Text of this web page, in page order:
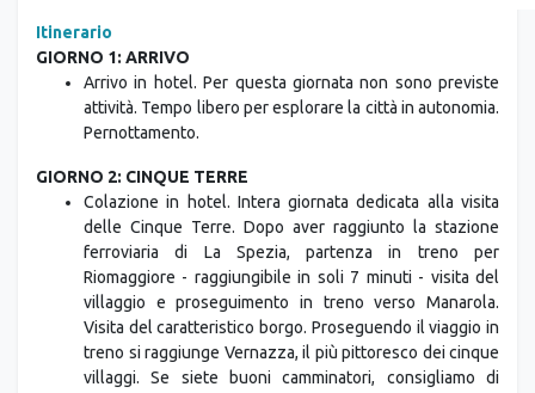
Itinerario
GIORNO 1: ARRIVO
Arrivo in hotel. Per questa giornata non sono previste
attività. Tempo libero per esplorare la città in autonomia.
Pernottamento.
GIORNO 2: CINQUE TERRE
Colazione in hotel. Intera giornata dedicata alla visita
delle Cinque Terre. Dopo aver raggiunto la stazione
ferroviaria di La Spezia, partenza in treno per
Riomaggiore - raggiungibile in soli 7 minuti - visita del
villaggio e proseguimento in treno verso Manarola.
Visita del caratteristico borgo. Proseguendo il viaggio in
treno si raggiunge Vernazza, il più pittoresco dei cinque
villaggi. Se siete buoni camminatori, consigliamo di